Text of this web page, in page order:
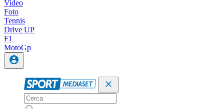
Video
Foto
Tennis
Drive UP
F1
MotoGp